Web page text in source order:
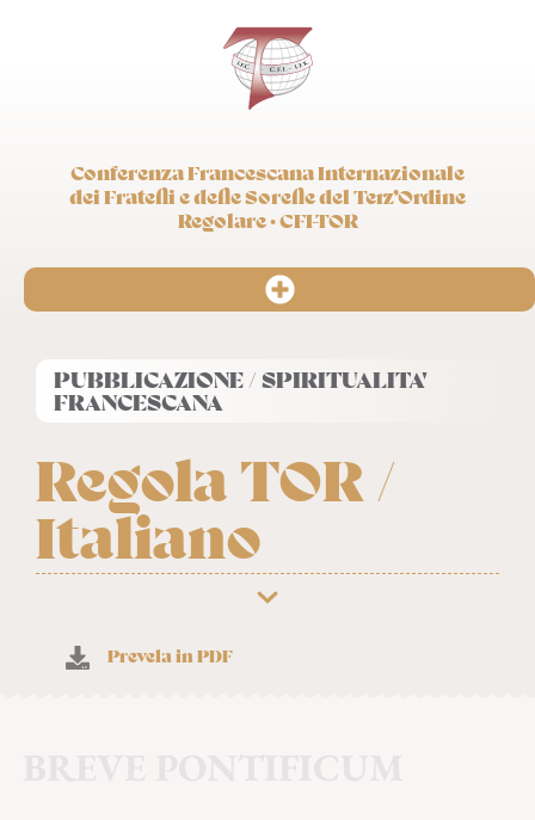
Conferenza Francescana Internazionale
dei Fratelli e delle Sorelle del Terz’Ordine
Regolare · CFI-TOR
PUBBLICAZIONE / SPIRITUALITA'
FRANCESCANA
Regola TOR /
Italiano
Prevela in PDF